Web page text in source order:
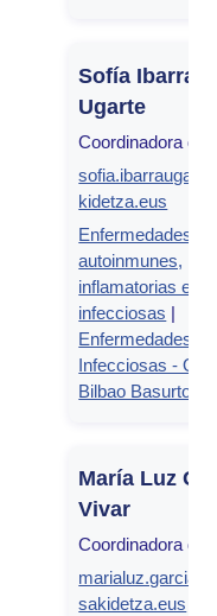
Sofía Ibarra
Ugarte
Coordinadora de
kidetza.eus
Enfermedades
autoinmunes,
inflamatorias e
infecciosas |
Enfermedades
Infecciosas - OSI
Bilbao Basurto
María Luz
Vivar
Coordinadora de
sakidetza.eus